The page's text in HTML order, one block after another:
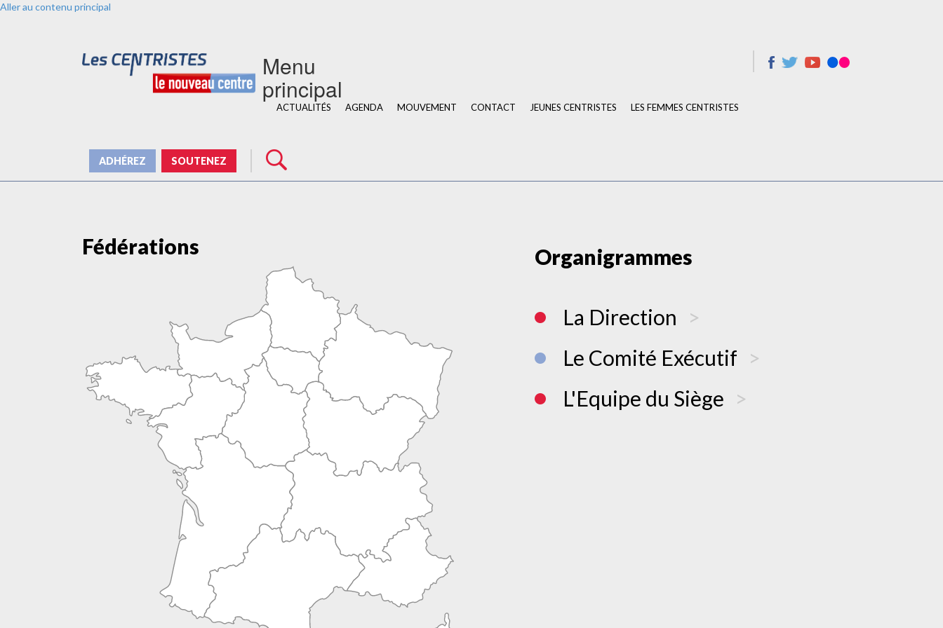
Aller au contenu principal
Menu
principal
ACTUALITÉS AGENDA MOUVEMENT CONTACT JEUNES CENTRISTES LES FEMMES CENTRISTES
ADHÉREZ SOUTENEZ
Fédérations Organigrammes
La Direction
Le Comité Exécutif
L'Equipe du Siège